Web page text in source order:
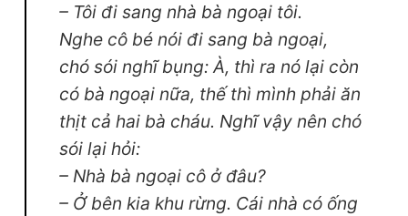
– Tôi đi sang nhà bà ngoại tôi.
Nghe cô bé nói đi sang bà ngoại,
chó sói nghĩ bụng: À, thì ra nó lại còn
có bà ngoại nữa, thế thì mình phải ăn
thịt cả hai bà cháu. Nghĩ vậy nên chó
sói lại hỏi:
– Nhà bà ngoại cô ở đâu?
– Ở bên kia khu rừng. Cái nhà có ống